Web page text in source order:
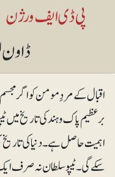
اقبال کے مردِ مومن کو اگر مجسم
اہمیت حاصل ہے۔ دنیا کی
سکے گی۔ٹیپو سلطان نہ صرف ایک